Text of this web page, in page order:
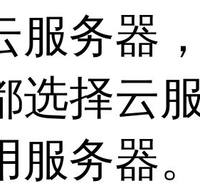
器，
选择云
服务器